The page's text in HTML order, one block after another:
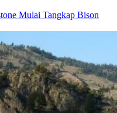
Mulai Tangkap Bison